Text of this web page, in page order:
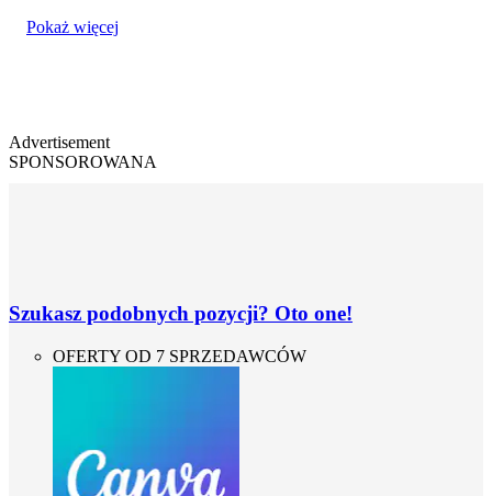
Pokaż więcej
Advertisement
SPONSOROWANA
Szukasz podobnych pozycji? Oto one!
OFERTY OD 7 SPRZEDAWCÓW